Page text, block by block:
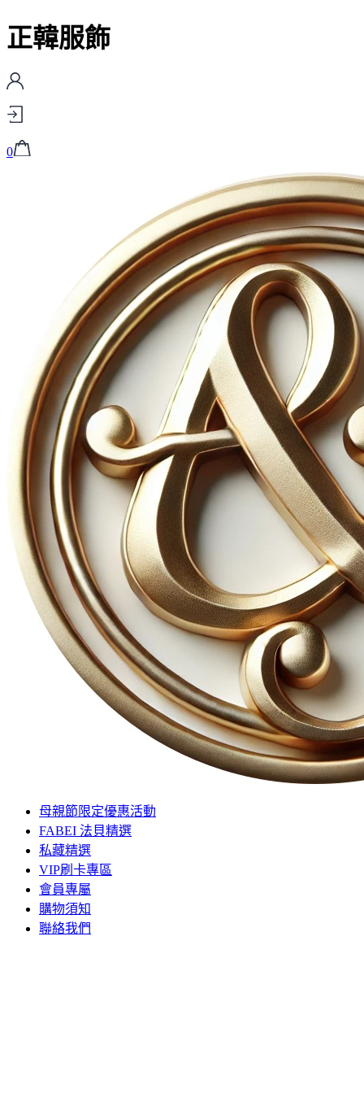
正韓服飾
0
母親節限定優惠活動
FABEI 法貝精選
私藏精選
VIP刷卡專區
會員專屬
購物須知
聯絡我們